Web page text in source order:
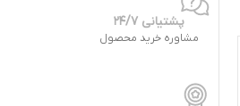
پشتیانی 24/7
مشاوره خرید محصول